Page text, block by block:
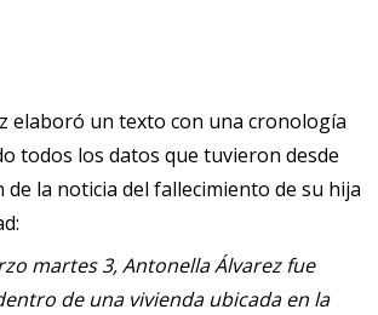
elaboró un texto con una cronología
todos los datos que tuvieron desde
la noticia del fallecimiento de su hija
martes 3, Antonella Álvarez fue
de una vivienda ubicada en la